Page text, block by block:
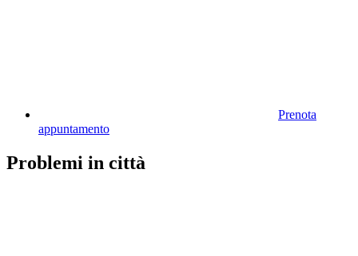
Prenota
appuntamento
Problemi in città